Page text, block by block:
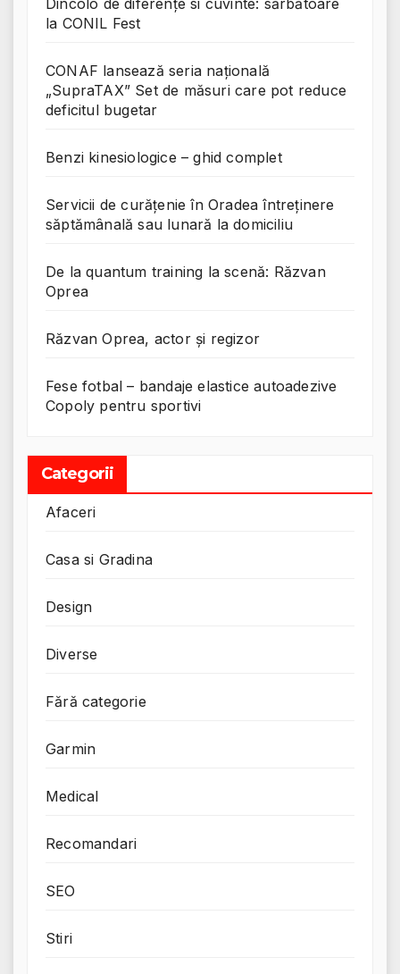
la CONIL Fest
CONAF lansează seria națională
„SupraTAX” Set de măsuri care pot reduce
deficitul bugetar
Benzi kinesiologice – ghid complet
Servicii de curățenie în Oradea întreținere
săptămânală sau lunară la domiciliu
De la quantum training la scenă: Răzvan
Oprea
Răzvan Oprea, actor și regizor
Fese fotbal – bandaje elastice autoadezive
Copoly pentru sportivi
Categorii
Afaceri
Casa si Gradina
Design
Diverse
Fără categorie
Garmin
Medical
Recomandari
SEO
Stiri